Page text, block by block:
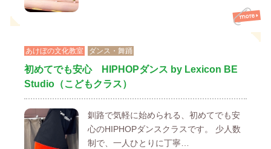
あけぼの文化教室 ダンス・舞踊
初めてでも安心 HIPHOPダンス by Lexicon BE
Studio（こどもクラス）
釧路で気軽に始められる、初めてでも安
心のHIPHOPダンスクラスです。 少人数
制で、一人ひとりに丁寧…